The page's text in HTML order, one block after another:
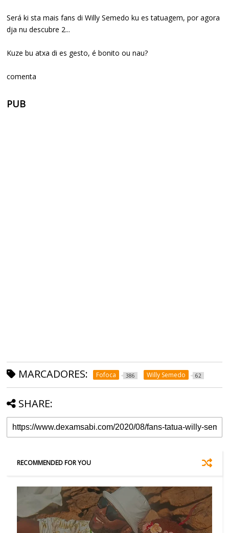
Será ki sta mais fans di Willy Semedo ku es tatuagem, por agora
dja nu descubre 2...
Kuze bu atxa di es gesto, é bonito ou nau?
comenta
PUB
MARCADORES: Fofoca 386 Willy Semedo 62
SHARE:
RECOMMENDED FOR YOU